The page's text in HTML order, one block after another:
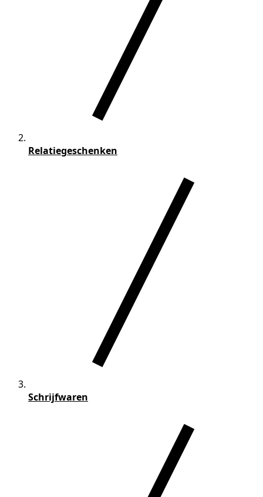
Relatiegeschenken
Schrijfwaren